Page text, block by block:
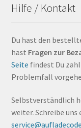
Hilfe / Kontakt
Du hast den
hast Fragen zur
Seite findest Du
Problemfall
Selbstverständlich
weiter. Schreibe uns